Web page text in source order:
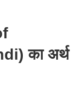
का अर्थ